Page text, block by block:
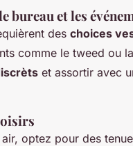
bureau et les
des choices
comme le tweed ou
et assortir avec
optez pour des